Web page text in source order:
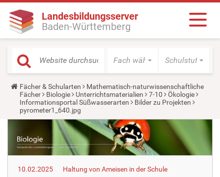
Landesbildungsserver
Baden-Württemberg
Fach wählen Schulstufe
Y
o
u
a
r
e
r
e
Fächer & Schularten
Mathematisch-naturwissenschaftliche
Fächer
Biologie Unterrichtsmaterialien 7-10
Ökologie
Informationsportal Süßwasserarten
Bilder zu Projekten
pyrometer1_640.jpg
10.02.2025
Haltung von Ameisen in der Schule